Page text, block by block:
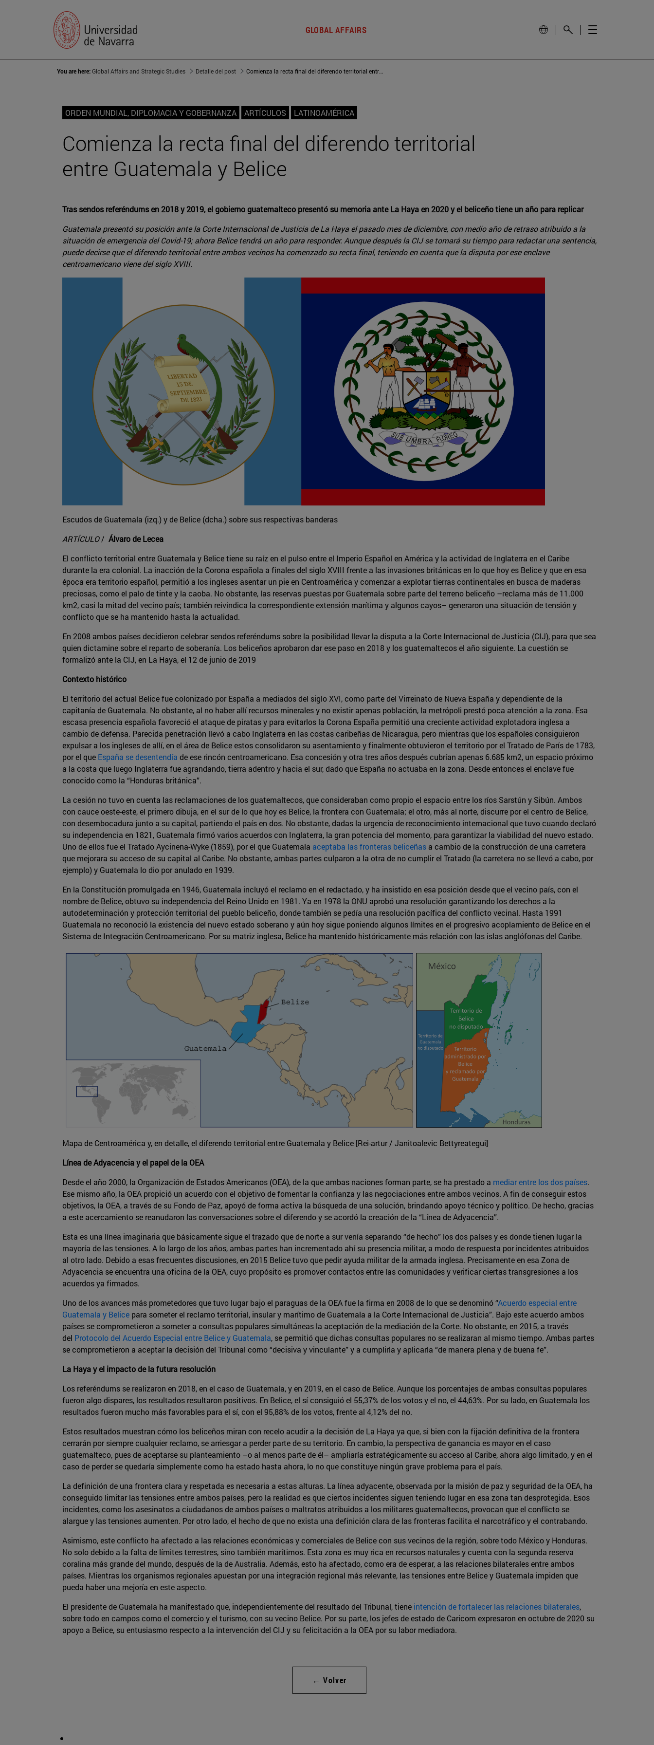
GLOBAL AFFAIRS
You are here:Global Affairs and Strategic Studies Detalle del post Comienza la recta final del diferendo territorial entre Guatemala y Belice
ORDEN MUNDIAL, DIPLOMACIA Y GOBERNANZA ARTÍCULOS LATINOAMÉRICA
Comienza la recta final del diferendo territorial
entre Guatemala y Belice
Tras sendos referéndums en 2018 y 2019, el gobierno guatemalteco presentó su memoria ante La Haya en 2020 y el beliceño tiene un año para replicar
Guatemala presentó su posición ante la Corte Internacional de Justicia de La Haya el pasado mes de diciembre, con medio año de retraso atribuido a la
situación de emergencia del Covid-19; ahora Belice tendrá un año para responder. Aunque después la CIJ se tomará su tiempo para redactar una sentencia,
puede decirse que el diferendo territorial entre ambos vecinos ha comenzado su recta final, teniendo en cuenta que la disputa por ese enclave
centroamericano viene del siglo XVIII.
Escudos de Guatemala (izq.) y de Belice (dcha.) sobre sus respectivas banderas
ARTÍCULO/ Álvaro de Lecea
El conflicto territorial entre Guatemala y Belice tiene su raíz en el pulso entre el Imperio Español en América y la actividad de Inglaterra en el Caribe
durante la era colonial. La inacción de la Corona española a finales del siglo XVIII frente a las invasiones británicas en lo que hoy es Belice y que en esa
época era territorio español, permitió a los ingleses asentar un pie en Centroamérica y comenzar a explotar tierras continentales en busca de maderas
preciosas, como el palo de tinte y la caoba. No obstante, las reservas puestas por Guatemala sobre parte del terreno beliceño –reclama más de 11.000
km2, casi la mitad del vecino país; también reivindica la correspondiente extensión marítima y algunos cayos– generaron una situación de tensión y
conflicto que se ha mantenido hasta la actualidad.
En 2008 ambos países decidieron celebrar sendos referéndums sobre la posibilidad llevar la disputa a la Corte Internacional de Justicia (CIJ), para que sea
quien dictamine sobre el reparto de soberanía. Los beliceños aprobaron dar ese paso en 2018 y los guatemaltecos el año siguiente. La cuestión se
formalizó ante la CIJ, en La Haya, el 12 de junio de 2019
Contexto histórico
El territorio del actual Belice fue colonizado por España a mediados del siglo XVI, como parte del Virreinato de Nueva España y dependiente de la
capitanía de Guatemala. No obstante, al no haber allí recursos minerales y no existir apenas población, la metrópoli prestó poca atención a la zona. Esa
escasa presencia española favoreció el ataque de piratas y para evitarlos la Corona España permitió una creciente actividad explotadora inglesa a
cambio de defensa. Parecida penetración llevó a cabo Inglaterra en las costas caribeñas de Nicaragua, pero mientras que los españoles consiguieron
expulsar a los ingleses de allí, en el área de Belice estos consolidaron su asentamiento y finalmente obtuvieron el territorio por el Tratado de París de 1783,
por el que España se desentendía de ese rincón centroamericano. Esa concesión y otra tres años después cubrían apenas 6.685 km2, un espacio próximo
a la costa que luego Inglaterra fue agrandando, tierra adentro y hacia el sur, dado que España no actuaba en la zona. Desde entonces el enclave fue
conocido como la “Honduras británica”.
La cesión no tuvo en cuenta las reclamaciones de los guatemaltecos, que consideraban como propio el espacio entre los ríos Sarstún y Sibún. Ambos
con cauce oeste-este, el primero dibuja, en el sur de lo que hoy es Belice, la frontera con Guatemala; el otro, más al norte, discurre por el centro de Belice,
con desembocadura junto a su capital, partiendo el país en dos. No obstante, dadas la urgencia de reconocimiento internacional que tuvo cuando declaró
su independencia en 1821, Guatemala firmó varios acuerdos con Inglaterra, la gran potencia del momento, para garantizar la viabilidad del nuevo estado.
Uno de ellos fue el Tratado Aycinena-Wyke (1859), por el que Guatemala aceptaba las fronteras beliceñas a cambio de la construcción de una carretera
que mejorara su acceso de su capital al Caribe. No obstante, ambas partes culparon a la otra de no cumplir el Tratado (la carretera no se llevó a cabo, por
ejemplo) y Guatemala lo dio por anulado en 1939.
En la Constitución promulgada en 1946, Guatemala incluyó el reclamo en el redactado, y ha insistido en esa posición desde que el vecino país, con el
nombre de Belice, obtuvo su independencia del Reino Unido en 1981. Ya en 1978 la ONU aprobó una resolución garantizando los derechos a la
autodeterminación y protección territorial del pueblo beliceño, donde también se pedía una resolución pacífica del conflicto vecinal. Hasta 1991
Guatemala no reconoció la existencia del nuevo estado soberano y aún hoy sigue poniendo algunos límites en el progresivo acoplamiento de Belice en el
Sistema de Integración Centroamericano. Por su matriz inglesa, Belice ha mantenido históricamente más relación con las islas anglófonas del Caribe.
Mapa de Centroamérica y, en detalle, el diferendo territorial entre Guatemala y Belice [Rei-artur / Janitoalevic Bettyreategui]
Línea de Adyacencia y el papel de la OEA
Desde el año 2000, la Organización de Estados Americanos (OEA), de la que ambas naciones forman parte, se ha prestado a mediar entre los dos países.
Ese mismo año, la OEA propició un acuerdo con el objetivo de fomentar la confianza y las negociaciones entre ambos vecinos. A fin de conseguir estos
objetivos, la OEA, a través de su Fondo de Paz, apoyó de forma activa la búsqueda de una solución, brindando apoyo técnico y político. De hecho, gracias
a este acercamiento se reanudaron las conversaciones sobre el diferendo y se acordó la creación de la “Línea de Adyacencia”.
Esta es una línea imaginaria que básicamente sigue el trazado que de norte a sur venía separando “de hecho” los dos países y es donde tienen lugar la
mayoría de las tensiones. A lo largo de los años, ambas partes han incrementado ahí su presencia militar, a modo de respuesta por incidentes atribuidos
al otro lado. Debido a esas frecuentes discusiones, en 2015 Belice tuvo que pedir ayuda militar de la armada inglesa. Precisamente en esa Zona de
Adyacencia se encuentra una oficina de la OEA, cuyo propósito es promover contactos entre las comunidades y verificar ciertas transgresiones a los
acuerdos ya firmados.
Uno de los avances más prometedores que tuvo lugar bajo el paraguas de la OEA fue la firma en 2008 de lo que se denominó “Acuerdo especial entre
Guatemala y Belice para someter el reclamo territorial, insular y marítimo de Guatemala a la Corte Internacional de Justicia”. Bajo este acuerdo ambos
países se comprometieron a someter a consultas populares simultáneas la aceptación de la mediación de la Corte. No obstante, en 2015, a través
del Protocolo del Acuerdo Especial entre Belice y Guatemala, se permitió que dichas consultas populares no se realizaran al mismo tiempo. Ambas partes
se comprometieron a aceptar la decisión del Tribunal como “decisiva y vinculante” y a cumplirla y aplicarla “de manera plena y de buena fe”.
La Haya y el impacto de la futura resolución
Los referéndums se realizaron en 2018, en el caso de Guatemala, y en 2019, en el caso de Belice. Aunque los porcentajes de ambas consultas populares
fueron algo dispares, los resultados resultaron positivos. En Belice, el sí consiguió el 55,37% de los votos y el no, el 44,63%. Por su lado, en Guatemala los
resultados fueron mucho más favorables para el sí, con el 95,88% de los votos, frente al 4,12% del no.
Estos resultados muestran cómo los beliceños miran con recelo acudir a la decisión de La Haya ya que, si bien con la fijación definitiva de la frontera
cerrarán por siempre cualquier reclamo, se arriesgar a perder parte de su territorio. En cambio, la perspectiva de ganancia es mayor en el caso
guatemalteco, pues de aceptarse su planteamiento –o al menos parte de él– ampliaría estratégicamente su acceso al Caribe, ahora algo limitado, y en el
caso de perder se quedaría simplemente como ha estado hasta ahora, lo no que constituye ningún grave problema para el país.
La definición de una frontera clara y respetada es necesaria a estas alturas. La línea adyacente, observada por la misión de paz y seguridad de la OEA, ha
conseguido limitar las tensiones entre ambos países, pero la realidad es que ciertos incidentes siguen teniendo lugar en esa zona tan desprotegida. Esos
incidentes, como los asesinatos a ciudadanos de ambos países o maltratos atribuidos a los militares guatemaltecos, provocan que el conflicto se
alargue y las tensiones aumenten. Por otro lado, el hecho de que no exista una definición clara de las fronteras facilita el narcotráfico y el contrabando.
Asimismo, este conflicto ha afectado a las relaciones económicas y comerciales de Belice con sus vecinos de la región, sobre todo México y Honduras.
No solo debido a la falta de límites terrestres, sino también marítimos. Esta zona es muy rica en recursos naturales y cuenta con la segunda reserva
coralina más grande del mundo, después de la de Australia. Además, esto ha afectado, como era de esperar, a las relaciones bilaterales entre ambos
países. Mientras los organismos regionales apuestan por una integración regional más relevante, las tensiones entre Belice y Guatemala impiden que
pueda haber una mejoría en este aspecto.
El presidente de Guatemala ha manifestado que, independientemente del resultado del Tribunal, tiene intención de fortalecer las relaciones bilaterales,
sobre todo en campos como el comercio y el turismo, con su vecino Belice. Por su parte, los jefes de estado de Caricom expresaron en octubre de 2020 su
apoyo a Belice, su entusiasmo respecto a la intervención del CIJ y su felicitación a la OEA por su labor mediadora.
← Volver